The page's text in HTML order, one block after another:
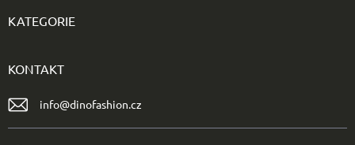
KATEGORIE
KONTAKT
info@dinofashion.cz